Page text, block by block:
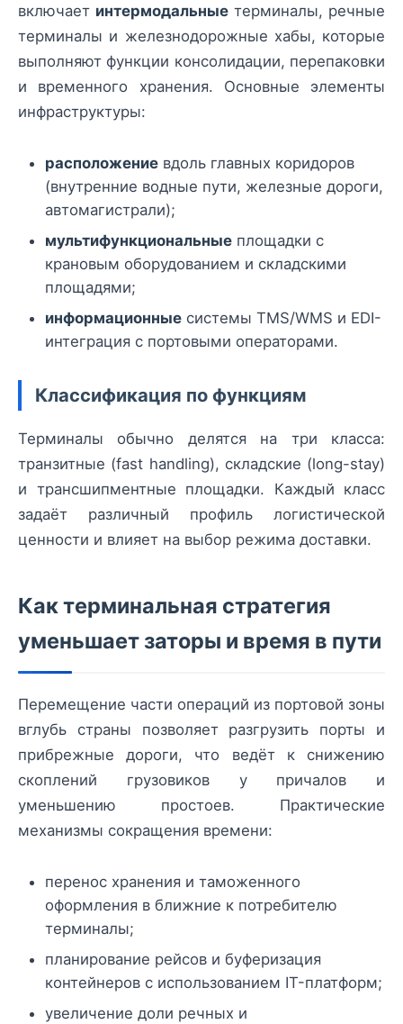
включает интермодальные терминалы, речные
терминалы и железнодорожные хабы, которые
выполняют функции консолидации, перепаковки
и временного хранения. Основные элементы
инфраструктуры:
расположение вдоль главных коридоров
(внутренние водные пути, железные дороги,
автомагистрали);
мультифункциональные площадки с
крановым оборудованием и складскими
площадями;
информационные системы TMS/WMS и EDI-
интеграция с портовыми операторами.
Классификация по функциям
Терминалы обычно делятся на три класса:
транзитные (fast handling), складские (long-stay)
и трансшипментные площадки. Каждый класс
задаёт различный профиль логистической
ценности и влияет на выбор режима доставки.
Как терминальная стратегия
уменьшает заторы и время в пути
Перемещение части операций из портовой зоны
вглубь страны позволяет разгрузить порты и
прибрежные дороги, что ведёт к снижению
скоплений грузовиков у причалов и
уменьшению простоев. Практические
механизмы сокращения времени:
перенос хранения и таможенного
оформления в ближние к потребителю
терминалы;
планирование рейсов и буферизация
контейнеров с использованием IT-платформ;
увеличение доли речных и